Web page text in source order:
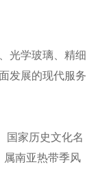
光学玻璃、精细
发展的现代服务
国家历史文化名
属南亚热带季风